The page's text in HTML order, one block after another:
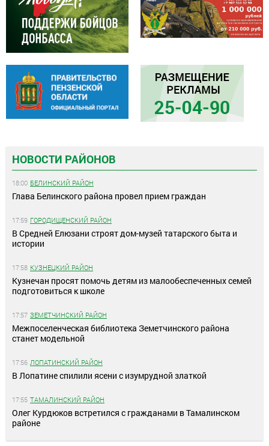
НОВОСТИ РАЙОНОВ
18:00 БЕЛИНСКИЙ РАЙОН
Глава Белинского района провел прием граждан
17:59 ГОРОДИЩЕНСКИЙ РАЙОН
В Средней Елюзани строят дом-музей татарского быта и
истории
17:58 КУЗНЕЦКИЙ РАЙОН
Кузнечан просят помочь детям из малообеспеченных семей
подготовиться к школе
17:57 ЗЕМЕТЧИНСКИЙ РАЙОН
Межпоселенческая библиотека Земетчинского района
станет модельной
17:56 ЛОПАТИНСКИЙ РАЙОН
В Лопатине спилили ясени с изумрудной златкой
17:55 ТАМАЛИНСКИЙ РАЙОН
Олег Курдюков встретился с гражданами в Тамалинском
районе